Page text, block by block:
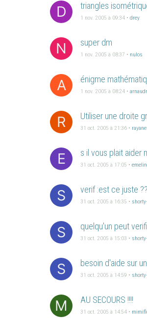
D triangles
1 nov. 2005 à 09:34 • drey
N super dm
1 nov. 2005 à 08:37 • nulos
A énigme
1 nov. 2005 à 08:24 •
R Utiliser une droite
31 oct. 2005 à 21:36 • rayane
E s il vous plait aider
31 oct. 2005 à 17:05 •
S verif :est ce juste ??
31 oct. 2005 à 16:35 •
S quelqu'un peut
31 oct. 2005 à 15:03 •
S besoin d'aide sur
31 oct. 2005 à 14:59 •
M AU SECOURS !!!!
31 oct. 2005 à 14:54 •